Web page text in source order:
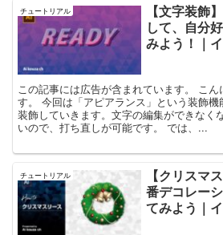
チュートリアル
【文字装飾
して、自分
みよう！｜
この記事には広告が含まれています。 こ
す。 今回は「アピアランス」という装飾
装飾していきます。文字の編集ができなく
いので、打ち直しが可能です。 では、...
チュートリアル
【クリスマ
番デコレー
てみよう｜